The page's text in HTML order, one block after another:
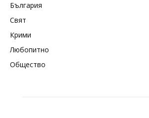
България
Свят
Крими
Любопитно
Общество